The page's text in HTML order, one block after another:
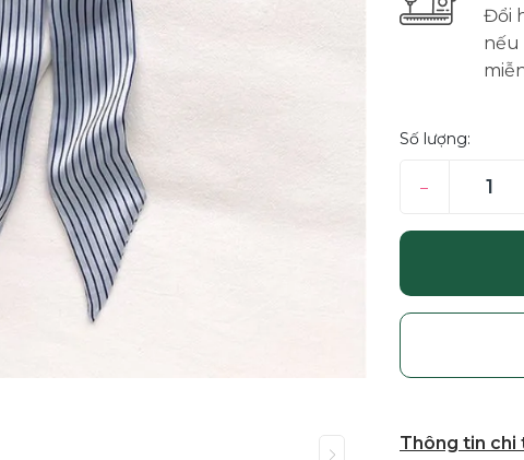
Đổi
nếu
Số lượng:
–
Thông tin chi